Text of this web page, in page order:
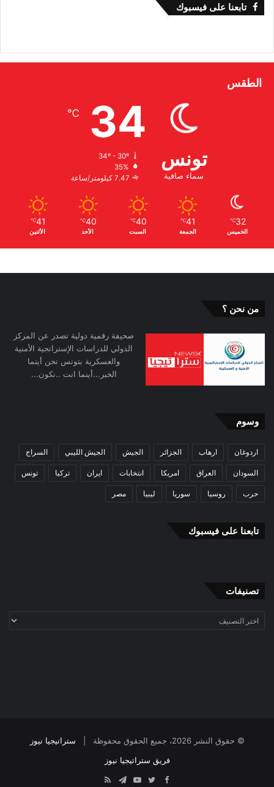
تابعنا على فيسبوك
الطقس
تونس
سماء صافية
34
℃
34º - 30º
35%
7.47 كيلومتر/ساعة
32
℃
الخميس
41
℃
الجمعة
40
℃
السبت
40
℃
الأحد
41
℃
الأثنين
من نحن ؟
صحيفة رقمية دولية تصدر عن المركز
الدولي للدراسات الإستراتجية الأمنية
والعسكرية بتونس نحن أينما
الخبر...أينما انت ..نكون...
وسوم
اردوغان ارهاب الجزائر الجيش الجيش الليبي السراج
السودان العراق امريكا انتخابات ايران تركيا تونس
حرب روسيا سوريا ليبيا مصر
تابعنا على فيسبوك
تصنيفات
تصنيفات
© حقوق النشر 2026، جميع الحقوق محفوظة |
ستراتيجيا نيوز
فريق ستراتيجيا نيوز
Facebook
Twitter
YouTube
Telegram
RSS